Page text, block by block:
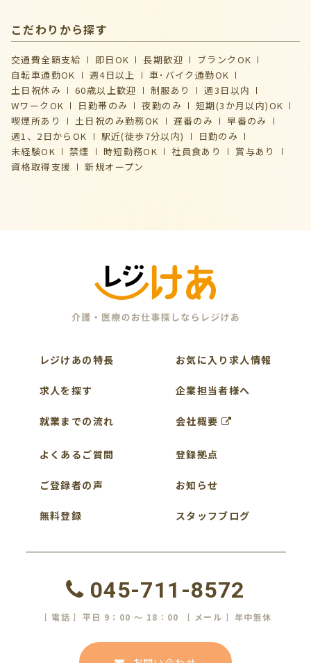
こだわりから探す
交通費全額支給 即日OK 長期歓迎
ブランクOK
自転車通勤OK
週4日以上
車･バイク通勤OK
土日祝休み
60歳以上歓迎 制服あり
週3日以内
WワークOK
日勤帯のみ 夜勤のみ
短期(3か月以内)OK
喫煙所あり
土日祝のみ勤務OK 遅番のみ
早番のみ
週1、2日からOK
駅近(徒歩7分以内)
日勤のみ
未経験OK
禁煙 時短勤務OK 社員食あり
賞与あり
資格取得支援
新規オープン
レジけあの特長
求人を探す
就業までの流れ
よくあるご質問
ご登録者の声
無料登録
お気に入り求人情報
企業担当者様へ
会社概要
登録拠点
お知らせ
スタッフブログ
045-711-8572
［ 電話 ］平日 9：00 ～ 18：00 ［ メール ］年中無休